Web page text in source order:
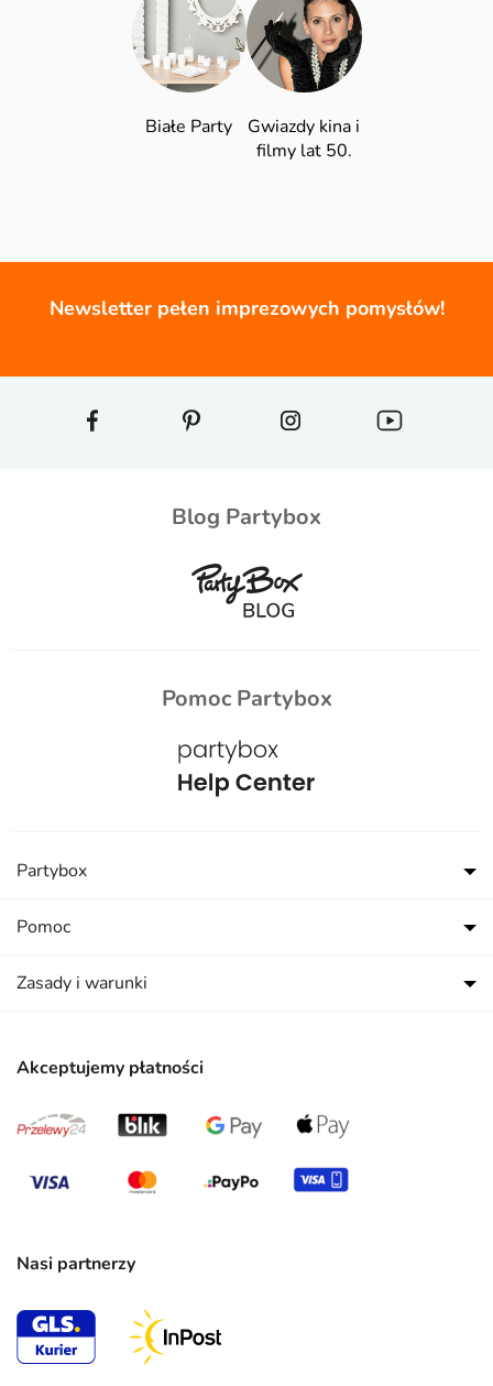
Białe Party
Gwiazdy kina i
filmy lat 50.
Newsletter pełen imprezowych pomysłów!
Blog Partybox
Pomoc Partybox
Akceptujemy płatności
Nasi partnerzy
Partybox
Pomoc
Zasady i warunki